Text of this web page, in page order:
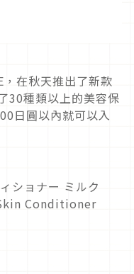
在秋天推出了新款
30種類以上的美容保
日圓以內就可以入
ショナー ミルク
Conditioner